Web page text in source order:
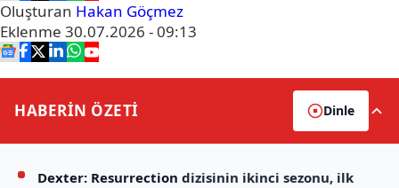
Oluşturan Hakan Göçmez
Eklenme 30.07.2026 - 09:13
HABERİN ÖZETİ Dinle
Dexter: Resurrection dizisinin ikinci sezonu, ilk